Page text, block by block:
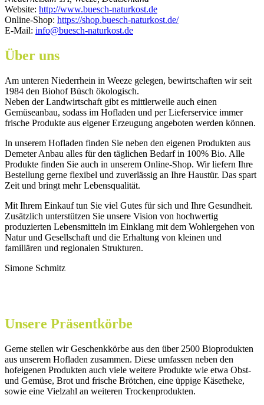
Website: http://www.buesch-naturkost.de
Online-Shop: https://shop.buesch-naturkost.de/
E-Mail: info@buesch-naturkost.de
Über uns
Am unteren Niederrhein in Weeze gelegen, bewirtschaften wir seit
1984 den Biohof Büsch ökologisch.
Neben der Landwirtschaft gibt es mittlerweile auch einen
Gemüseanbau, sodass im Hofladen und per Lieferservice immer
frische Produkte aus eigener Erzeugung angeboten werden können.
In unserem Hofladen finden Sie neben den eigenen Produkten aus
Demeter Anbau alles für den täglichen Bedarf in 100% Bio. Alle
Produkte finden Sie auch in unserem Online-Shop. Wir liefern Ihre
Bestellung gerne flexibel und zuverlässig an Ihre Haustür. Das spart
Zeit und bringt mehr Lebensqualität.
Mit Ihrem Einkauf tun Sie viel Gutes für sich und Ihre Gesundheit.
Zusätzlich unterstützen Sie unsere Vision von hochwertig
produzierten Lebensmitteln im Einklang mit dem Wohlergehen von
Natur und Gesellschaft und die Erhaltung von kleinen und
familiären und regionalen Strukturen.
Simone Schmitz
Unsere Präsentkörbe
Gerne stellen wir Geschenkkörbe aus den über 2500 Bioprodukten
aus unserem Hofladen zusammen. Diese umfassen neben den
hofeigenen Produkten auch viele weitere Produkte wie etwa Obst-
und Gemüse, Brot und frische Brötchen, eine üppige Käsetheke,
sowie eine Vielzahl an weiteren Trockenprodukten.